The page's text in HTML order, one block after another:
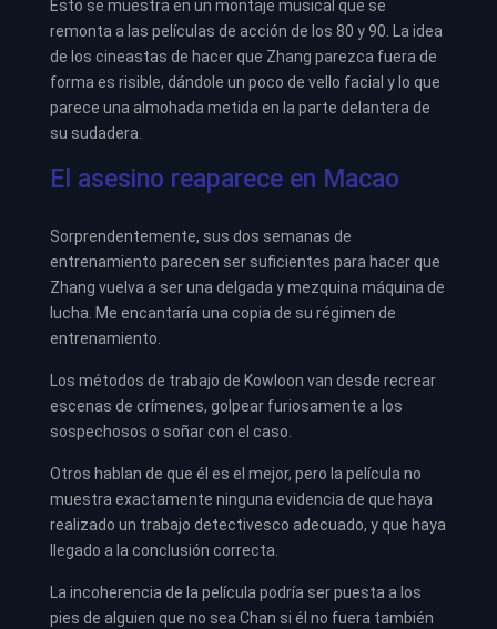
Esto se muestra en un montaje musical que se
remonta a las películas de acción de los 80 y 90. La idea
de los cineastas de hacer que Zhang parezca fuera de
forma es risible, dándole un poco de vello facial y lo que
parece una almohada metida en la parte delantera de
su sudadera.
El asesino reaparece en Macao
Sorprendentemente, sus dos semanas de
entrenamiento parecen ser suficientes para hacer que
Zhang vuelva a ser una delgada y mezquina máquina de
lucha. Me encantaría una copia de su régimen de
entrenamiento.
Los métodos de trabajo de Kowloon van desde recrear
escenas de crímenes, golpear furiosamente a los
sospechosos o soñar con el caso.
Otros hablan de que él es el mejor, pero la película no
muestra exactamente ninguna evidencia de que haya
realizado un trabajo detectivesco adecuado, y que haya
llegado a la conclusión correcta.
La incoherencia de la película podría ser puesta a los
pies de alguien que no sea Chan si él no fuera también